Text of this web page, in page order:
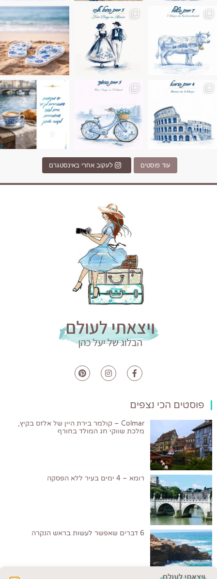
בחבל אלזס צרפת
בחופשה שבו הכל נהיה פשוט יותר. החול, הי
Instagram post
Instagram post 17994326828955248
עוד פוסטים לעקוב אחרי באינסטגרם
פוסטים הכי נצפים
Colmar – קולמר בירת היין של אלזס בקיץ,
מלכת שווקי חג המולד בחורף
רומא – 4 ימים בעיר ללא הפסקה
6 דברים שאפשר לעשות בראש הנקרה